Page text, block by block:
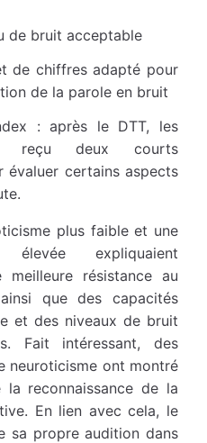
de bruit acceptable
de chiffres adapté pour
de la parole en bruit
: après le DTT, les
reçu deux courts
évaluer certains aspects
plus faible et une
expliquaient
meilleure résistance au
que des capacités
et des niveaux de bruit
Fait intéressant, des
neuroticisme ont montré
la reconnaissance de la
En lien avec cela, le
sa propre audition dans